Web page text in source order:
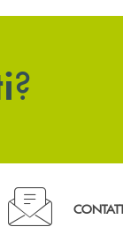
?
Hai bisogno di